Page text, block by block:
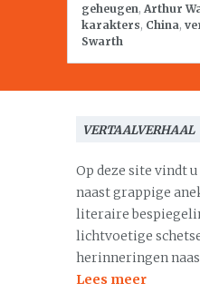
geheugen, Arthur
karakters, China,
Swarth
VERTAALVERHAAL
Op deze site vindt
naast grappige
literaire
lichtvoetige
herinneringen
Lees meer